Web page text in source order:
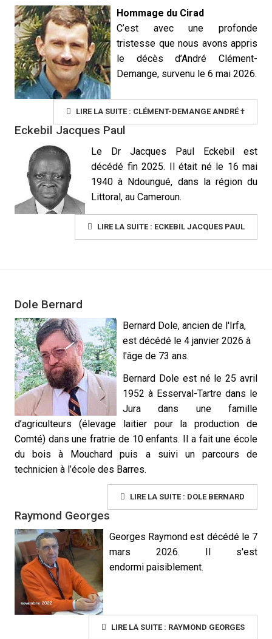
Hommage du Cirad
C’est avec une profonde
tristesse que nous avons appris
le décès d’André Clément-
Demange, survenu le 6 mai 2026.
LIRE LA SUITE : CLÉMENT-DEMANGE ANDRÉ †
Eckebil Jacques Paul
Le Dr Jacques Paul Eckebil est
décédé fin2025. Il était né le 16 mai
1940 à Ndoungué, dans la région du
Littoral, au Cameroun.
LIRE LA SUITE : ECKEBIL JACQUES PAUL
Dole Bernard
Bernard Dole, ancien de l'Irfa,
est décédé le 4 janvier 2026 à
l'âge de 73 ans.
Bernard Dole est né le 25 avril
1952 à Esserval-Tartre dans le
Jura dans une famille
d’agriculteurs (élevage laitier pour la production de
Comté) dans une fratrie de 10 enfants. Il a fait une école
du bois à Mouchard puis a suivi un parcours de
technicien à l’école des Barres.
LIRE LA SUITE : DOLE BERNARD
Raymond Georges
Georges Raymond est décédé le 7
mars 2026. Il s'est
endormi paisiblement.
LIRE LA SUITE : RAYMOND GEORGES